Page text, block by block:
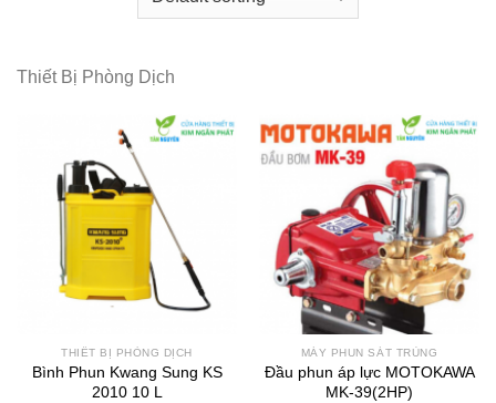
Thiết Bị Phòng Dịch
THIẾT BỊ PHÒNG DỊCH
Bình Phun Kwang Sung KS
2010 10 L
MÁY PHUN SÁT TRÙNG
Đầu phun áp lực MOTOKAWA
MK-39(2HP)